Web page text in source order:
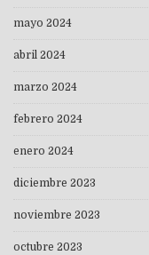
mayo 2024
abril 2024
marzo 2024
febrero 2024
enero 2024
diciembre 2023
noviembre 2023
octubre 2023